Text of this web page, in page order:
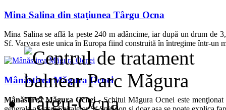
Mina Salina din staţiunea Târgu Ocna
Mina Salina se află la peste 240 m adâncime, iar după un drum de
Sf. Varvara este unica în Europa fiind construită în întregime într-un
Mânăstirea Măgura Ocnei
Mânăstirea Măgura Ocnei -Schitul Măgura Ocnei este